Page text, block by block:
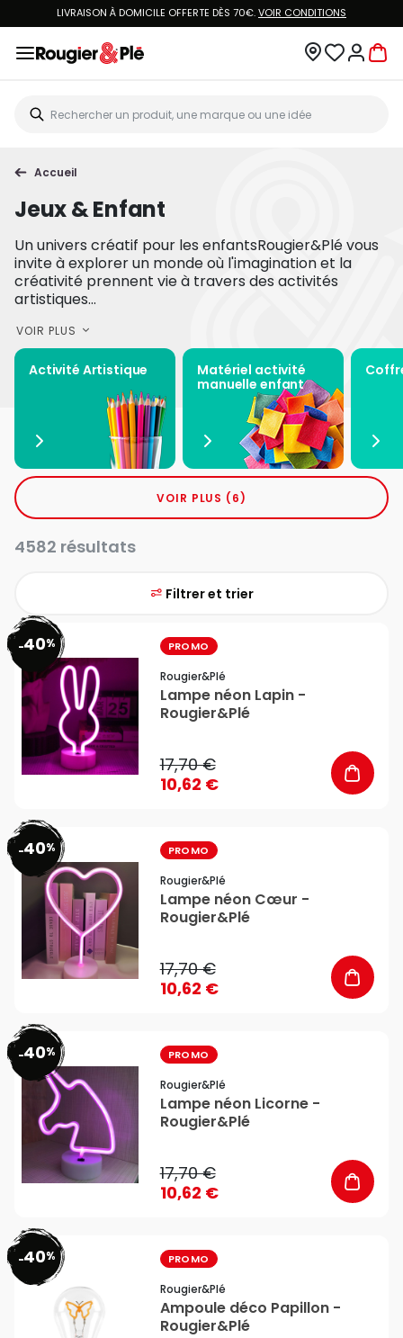
LIVRAISON À DOMICILE OFFERTE DÈS 70€.VOIR CONDITIONS
Accueil
Jeux & Enfant
Un univers créatif pour les enfantsRougier&Plé vous
invite à explorer un monde où l'imagination et la
créativité prennent vie à travers des activités
artistiques...
VOIR PLUS
Activité Artistique
Matériel activité
manuelle enfant
VOIR PLUS (6)
4582 résultats
Filtrer et trier
-40% PROMO
Rougier&plé
Lampe néon Lapin -
Rougier&Plé
17,70 €
10,62 €
-40% PROMO
Rougier&plé
Lampe néon Cœur -
Rougier&Plé
17,70 €
10,62 €
-40% PROMO
Rougier&plé
Lampe néon Licorne -
Rougier&Plé
17,70 €
10,62 €
-40% PROMO
Rougier&plé
Ampoule déco Papillon -
Rougier&Plé